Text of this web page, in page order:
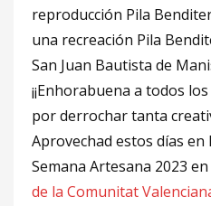
reproducción Pila
una recreación Pila
San Juan Bautista de
¡¡Enhorabuena a todos
por derrochar tanta
Aprovechad estos días en
Semana Artesana 2023 en
de la Comunitat